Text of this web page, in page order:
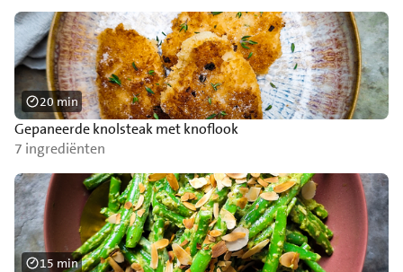
Gepaneerde knolsteak met knoflook
7 ingrediënten
20 min
15 min